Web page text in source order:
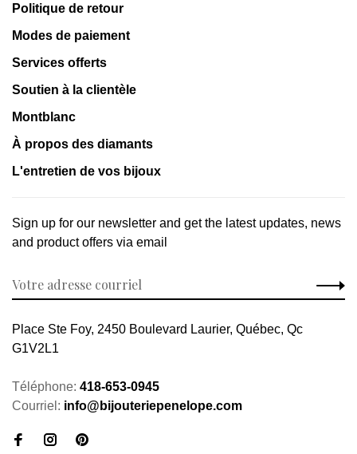
Politique de retour
Modes de paiement
Services offerts
Soutien à la clientèle
Montblanc
À propos des diamants
L'entretien de vos bijoux
Sign up for our newsletter and get the latest updates, news
and product offers via email
Place Ste Foy, 2450 Boulevard Laurier, Québec, Qc
G1V2L1
Téléphone: 418-653-0945
Courriel: info@bijouteriepenelope.com